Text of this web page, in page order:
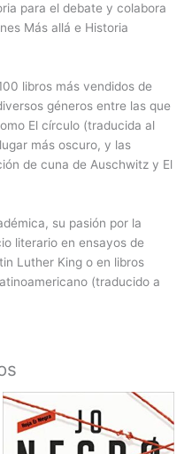
para el debate y colabora
Más allá e Historia
libros más vendidos de
géneros entre las que
El círculo (traducida al
más oscuro, y las
de cuna de Auschwitz y El
su pasión por la
literario en ensayos de
Luther King o en libros
(traducido a